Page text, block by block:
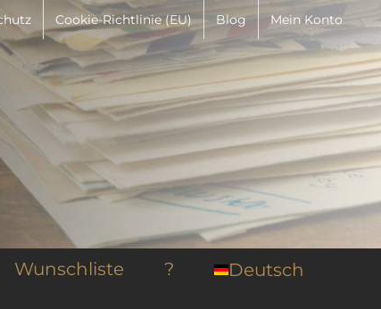
Cookie-Richtlinie (EU) Blog Mein Konto
Wunschliste ? Deutsch